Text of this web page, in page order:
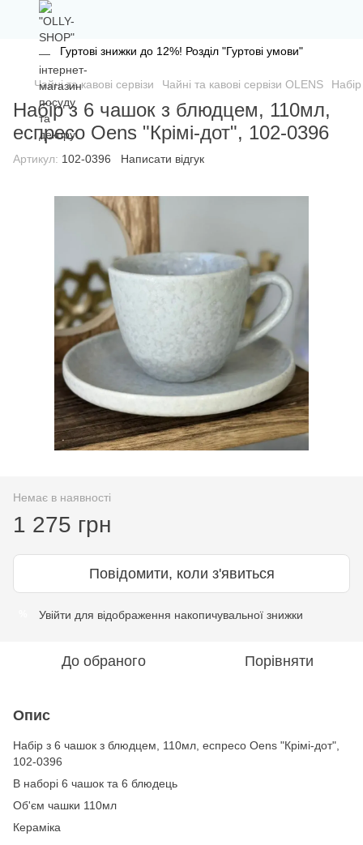
Гуртові знижки до 12%! Розділ "Гуртові умови"
Чайні та кавові сервізи Чайні та кавові сервізи OLENS
Набір з 6 чашок з блюдцем, 110мл,
еспресо Oens "Крімі-дот", 102-0396
Артикул: 102-0396 Написати відгук
Немає в наявності
1 275 грн
Повідомити, коли з'явиться
Увійти для відображення накопичувальної знижки
До обраного Порівняти
Опис
Набір з 6 чашок з блюдцем, 110мл, еспресо Oens "Крімі-дот",
102-0396
В наборі 6 чашок та 6 блюдець
Об'єм чашки 110мл
Кераміка